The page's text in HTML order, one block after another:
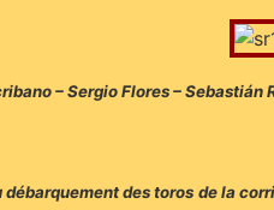
– Sergio Flores – Sebastián
des toros de la